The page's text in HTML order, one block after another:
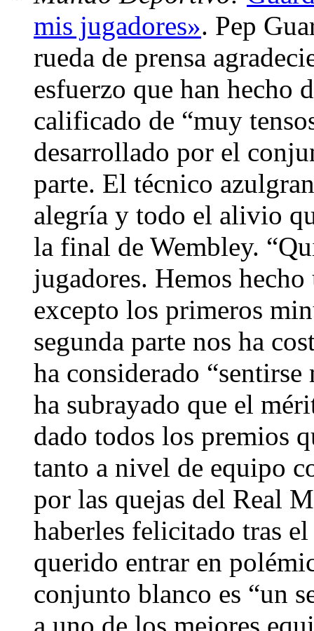
mis jugadores». Pep
rueda de prensa
esfuerzo que han hecho
calificado de “muy
desarrollado por el
parte. El técnico
alegría y todo el alivio
la final de Wembley.
jugadores. Hemos
excepto los primeros
segunda parte nos ha
ha considerado
ha subrayado que el
dado todos los premios
tanto a nivel de equipo
por las quejas del Real
haberles felicitado tras
querido entrar en
conjunto blanco es “un
a uno de los mejores